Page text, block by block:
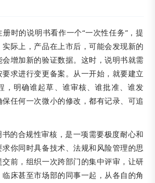
时的说明书看作一个“一次性任务”，提
际上，产品在上市后，可能会发现新的
增加新的验证数据。这时，说明书就需
求进行变更备案。从一开始，就要建立
，明确谁起草、谁审核、谁批准、谁发
任何一次微小的修改，都有记录、可追
的合规性审核，是一项需要极度耐心和
你同时具备技术、法规和风险管理的思
前，组织一次跨部门的集中评审，让研
床甚至市场部的同事一起，从各自的角